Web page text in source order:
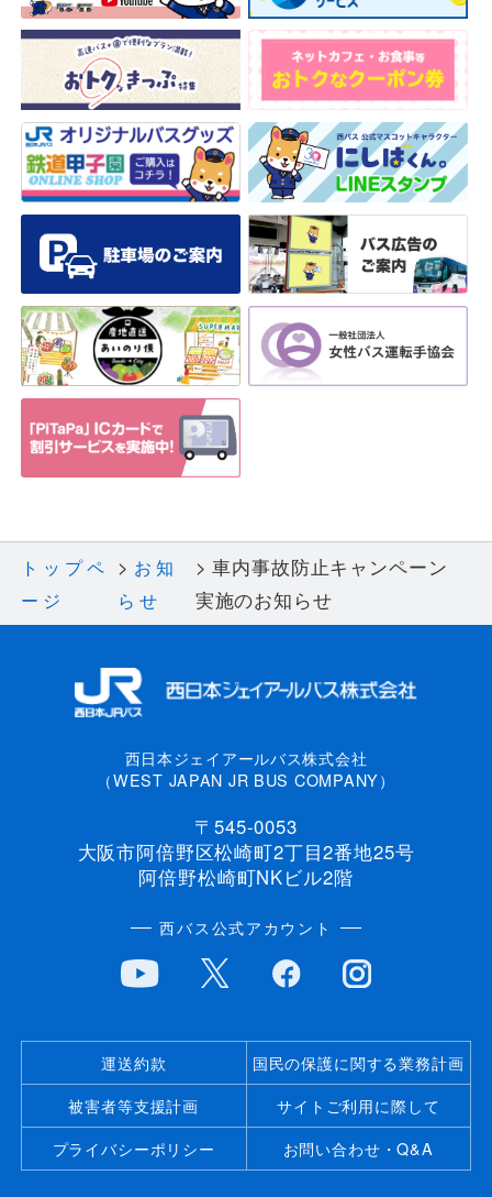
トップペ
ージ
お知
らせ
車内事故防止キャンペーン
実施のお知らせ
西日本ジェイアールバス株式会社
（WEST JAPAN JR BUS COMPANY）
〒545-0053
大阪市阿倍野区松崎町2丁目2番地25号
阿倍野松崎町NKビル2階
西バス公式アカウント
運送約款
国民の保護に関する業務計画
被害者等支援計画
サイトご利用に際して
プライバシーポリシー
お問い合わせ・Q&A